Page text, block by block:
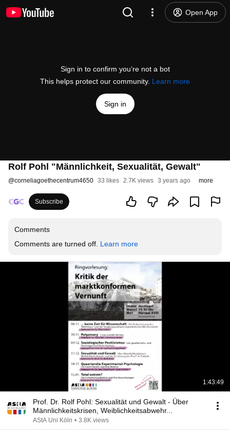
Open App
Sign in to confirm you’re not a bot
This helps protect our community. Learn more
Sign in
Rolf Pohl "Männlichkeit, Sexualität, Gewalt"
@corneliagoethecentrum4650 33 likes 2.7K views 3 years ago more
Subscribe
Comments
Comments are turned off. Learn more
1:43:49
Prof. Dr. Rolf Pohl: Sexualität und Gewalt - Über
Männlichkeitskrisen, Weiblichkeitsabwehr...
AStA Uni Köln • 3.8K views